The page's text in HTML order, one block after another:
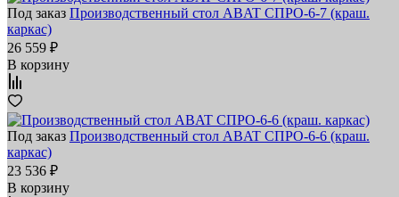
Под заказ Производственный стол ABAT СПРО-6-7 (краш.
каркас)
26 559 ₽
В корзину
Под заказ Производственный стол ABAT СПРО-6-6 (краш.
каркас)
23 536 ₽
В корзину